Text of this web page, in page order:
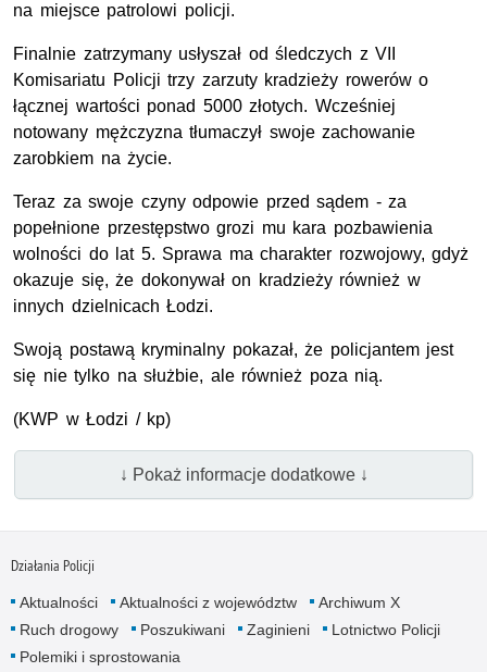
na miejsce patrolowi policji.
Finalnie zatrzymany usłyszał od śledczych z VII
Komisariatu Policji trzy zarzuty kradzieży rowerów o
łącznej wartości ponad 5000 złotych. Wcześniej
notowany mężczyzna tłumaczył swoje zachowanie
zarobkiem na życie.
Teraz za swoje czyny odpowie przed sądem - za
popełnione przestępstwo grozi mu kara pozbawienia
wolności do lat 5. Sprawa ma charakter rozwojowy, gdyż
okazuje się, że dokonywał on kradzieży również w
innych dzielnicach Łodzi.
Swoją postawą kryminalny pokazał, że policjantem jest
się nie tylko na służbie, ale również poza nią.
(KWP w Łodzi / kp)
↓ Pokaż informacje dodatkowe ↓
Działania Policji
Aktualności Aktualności z województw
Archiwum X
Ruch drogowy
Poszukiwani Zaginieni
Lotnictwo Policji
Polemiki i sprostowania